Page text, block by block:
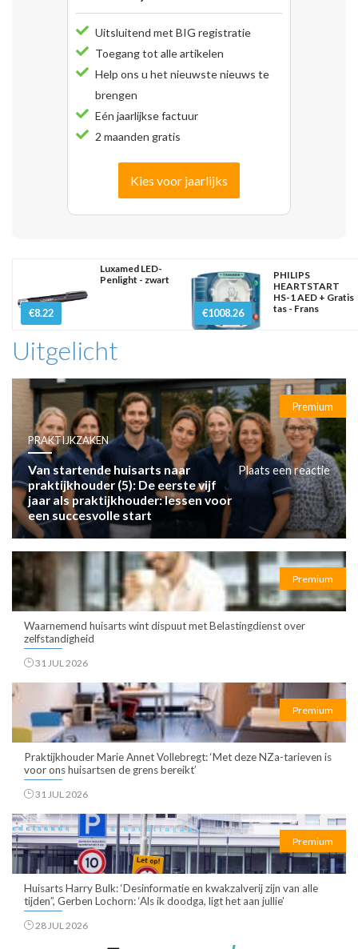
Uitsluitend met BIG registratie
Toegang tot alle artikelen
Help ons u het nieuwste nieuws te
brengen
Eén jaarlijkse factuur
2 maanden gratis
Kies voor jaarlijks
€8.22
Luxamed LED-
Penlight - zwart
€1008.26
PHILIPS
HEARTSTART
HS-1 AED + Gratis
tas - Frans
Uitgelicht
Premium
PRAKTIJKZAKEN
Van startende huisarts naar
praktijkhouder (5): De eerste vijf
jaar als praktijkhouder: lessen voor
een succesvolle start
Plaats een reactie
Premium
Waarnemend huisarts wint dispuut met Belastingdienst over
zelfstandigheid
31 JUL 2026
Premium
Praktijkhouder Marie Annet Vollebregt: ‘Met deze NZa-tarieven is
voor ons huisartsen de grens bereikt’
31 JUL 2026
Premium
Huisarts Harry Bulk: ‘Desinformatie en kwakzalverij zijn van alle
tijden”, Gerben Lochorn: ‘Als ik doodga, ligt het aan jullie’
28 JUL 2026